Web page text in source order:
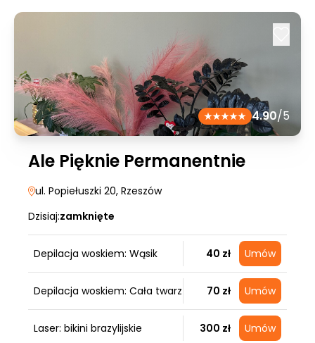
4.90/5
Ale Pięknie Permanentnie
ul. Popiełuszki 20, Rzeszów
Dzisiaj:zamknięte
Depilacja woskiem: Wąsik 40 zł Umów
Depilacja woskiem: Cała twarz 70 zł Umów
Laser: bikini brazylijskie 300 zł Umów